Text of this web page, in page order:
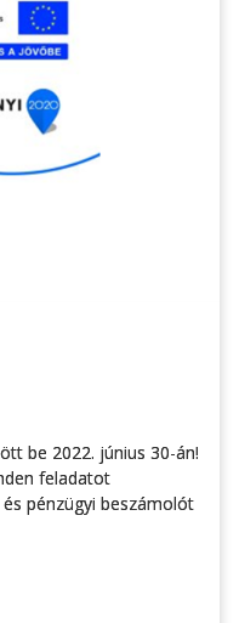
be 2022. június 30-án!
feladatot
pénzügyi beszámolót